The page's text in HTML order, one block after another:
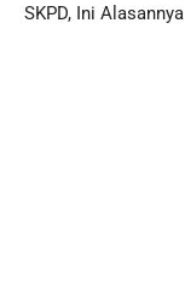
SKPD, Ini Alasannya